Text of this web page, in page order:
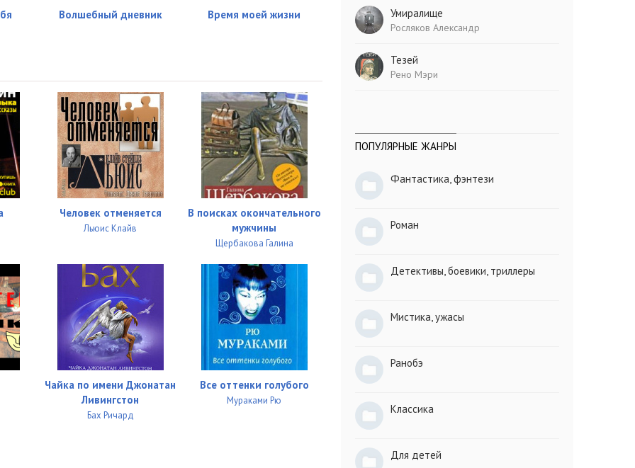
29:24
18:31
06:32
12:11
19:15
19:13
26:00
17:16
06:40
Волшебный дневник Время моей жизни
Человек отменяется
Льюис Клайв
В поисках окончательного
мужчины
Щербакова Галина
Чайка по имени Джонатан
Ливингстон
Бах Ричард
Все оттенки голубого
Мураками Рю
Умиралище
Росляков Александр
Тезей
Рено Мэри
ПОПУЛЯРНЫЕ ЖАНРЫ
Фантастика, фэнтези
Роман
Детективы, боевики, триллеры
Мистика, ужасы
Ранобэ
Классика
Для детей